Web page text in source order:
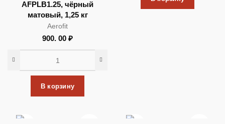
AFPLB1.25, чёрный
матовый, 1,25 кг
Aerofit
900. 00 ₽
В корзину